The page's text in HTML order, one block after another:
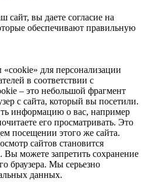
сайт, вы даете согласие на
обеспечивают правильную
для персонализации
в соответствии с
– это небольшой фрагмент
с сайта, который вы посетили.
информацию о вас, например
его просматривать. Это
посещении этого же сайта.
сайтов становится
Вы можете запретить сохранение
браузера. Мы серьезно
данных.